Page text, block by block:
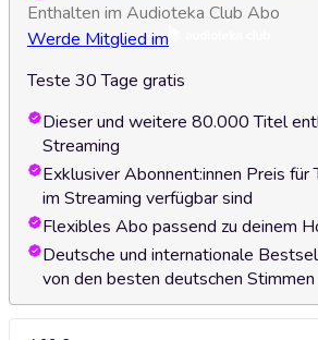
Enthalten im Audioteka Club Abo
Werde Mitglied im
Teste 30 Tage gratis
Dieser und weitere 80.000 Titel
Streaming
Exklusiver Abonnent:innen Preis für
im Streaming verfügbar sind
Flexibles Abo passend zu deinem
Deutsche und internationale
von den besten deutschen Stimmen